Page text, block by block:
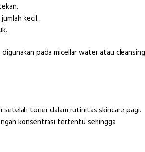
kecil.
pada micellar water atau cleansing
setelah toner dalam rutinitas skincare pagi.
konsentrasi tertentu sehingga